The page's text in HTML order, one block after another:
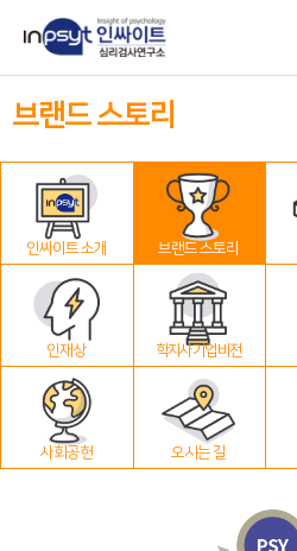
심리검사
상담도구
교육 워크숍
단체검사
브랜드 스토리
인싸이트 소개 브랜드 스토리
인재상 학지사 기업 비전
사회공헌 오시는 길